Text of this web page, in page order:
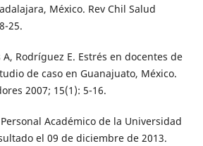
México. Rev Chil Salud
25.
Rodríguez E. Estrés en docentes de
de caso en Guanajuato, México.
2007; 15(1): 5-16.
Académico de la Universidad
el 09 de diciembre de 2013.